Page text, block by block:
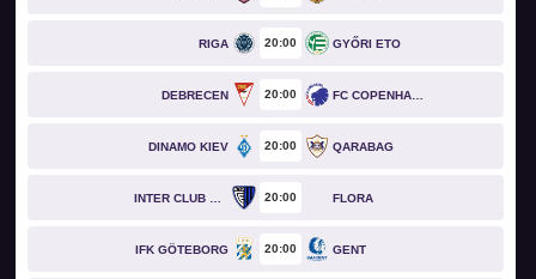
RIGA 20 00 GYŐRI ETO
DEBRECEN 20 00 FC COPENHAGEN
DINAMO KIEV 20 00 QARABAG
20 00 FLORA
IFK GÖTEBORG 20 00 GENT